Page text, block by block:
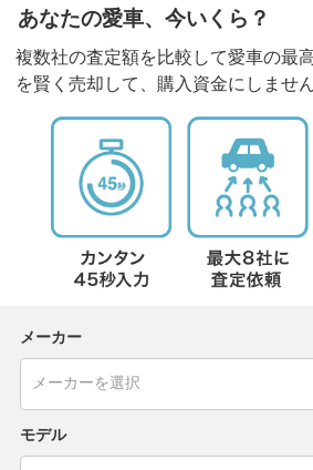
あなたの愛車、今いくら？
複数社の査定額を比較して愛車の最
を賢く売却して、購入資金にしませ
メーカー
モデル